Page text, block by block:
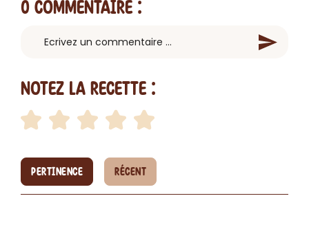
0 Commentaire :
Notez la recette :
PERTINENCE RÉCENT